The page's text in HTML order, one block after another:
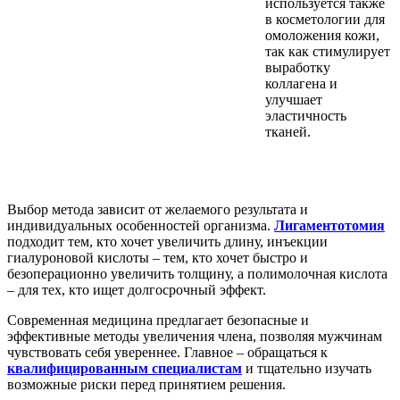
в косметологии для
омоложения кожи,
так как стимулирует
выработку
коллагена и
улучшает
эластичность
тканей.
Выбор метода зависит от желаемого результата и
индивидуальных особенностей организма. Лигаментотомия
подходит тем, кто хочет увеличить длину, инъекции
гиалуроновой кислоты – тем, кто хочет быстро и
безоперационно увеличить толщину, а полимолочная кислота
– для тех, кто ищет долгосрочный эффект.
Современная медицина предлагает безопасные и
эффективные методы увеличения члена, позволяя мужчинам
чувствовать себя увереннее. Главное – обращаться к
квалифицированным специалистам и тщательно изучать
возможные риски перед принятием решения.